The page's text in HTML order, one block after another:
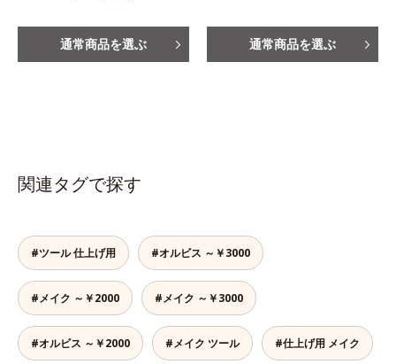
通常商品を選ぶ 通常商品を選ぶ
関連タグで探す
#ツール 仕上げ用 #オルビス ～￥3000
#メイク ～￥2000 #メイク ～￥3000
#オルビス ～￥2000 #メイク ツール #仕上げ用 メイク